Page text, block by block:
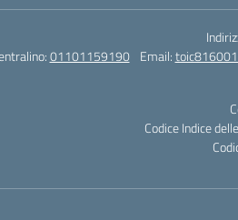
01101159190 Email:
Codice Indice